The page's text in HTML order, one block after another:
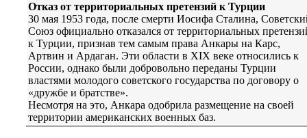
Отказ от территориальных претензий к Турции
30 мая 1953 года, после смерти Иосифа Сталина,
Союз официально отказался от территориальных
к Турции, признав тем самым права Анкары на Карс,
Артвин и Ардаган. Эти области в XIX веке относились к
России, однако были добровольно переданы Турции
властями молодого советского государства по договору о
«дружбе и братстве».
Несмотря на это, Анкара одобрила размещение на своей
территории американских военных баз.